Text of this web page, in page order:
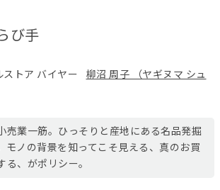
び手
ストア バイヤー
柳沼 周子 （ヤギヌマ シュ
売業一筋。ひっそりと産地にある名品発掘
モノの背景を知ってこそ見える、真のお買
る、がポリシー。